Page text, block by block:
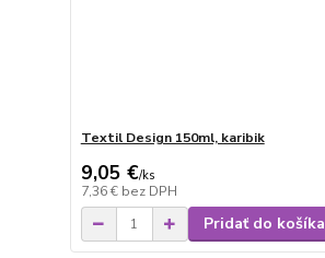
Textil Design 150ml, karibik
9,05 €/ks
7,36 € bez DPH
Pridať do košíka